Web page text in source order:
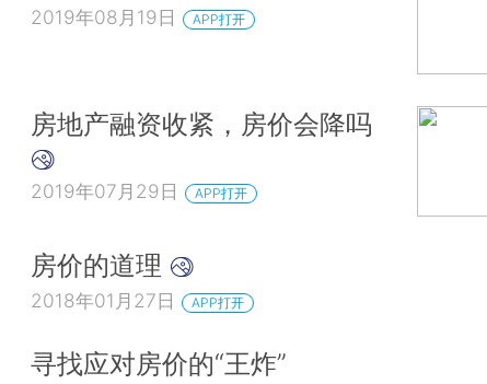
2019年08月19日 APP打开
房地产融资收紧，房价会降吗
2019年07月29日 APP打开
房价的道理
2018年01月27日 APP打开
寻找应对房价的“王炸”